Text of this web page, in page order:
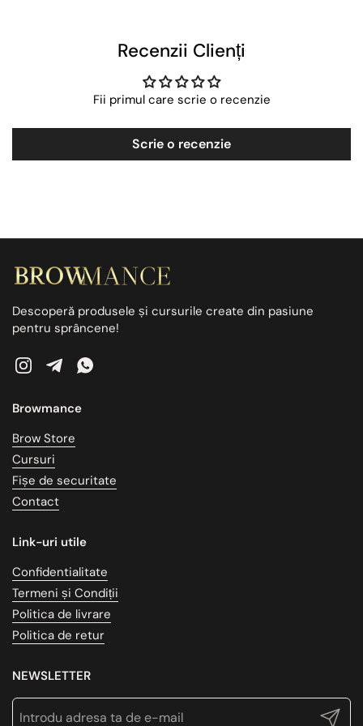
Recenzii Clienți
Fii primul care scrie o recenzie
Scrie o recenzie
Descoperă produsele și cursurile create din pasiune
pentru sprâncene!
Instagram
TelegramWhatsApp
Browmance
Brow Store
Cursuri
Fișe de securitate
Contact
Link-uri utile
Confidentialitate
Termeni și Condiții
Politica de livrare
Politica de retur
NEWSLETTER